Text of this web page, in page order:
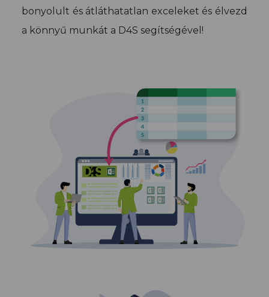
bonyolult és átláthatatlan exceleket és élvezd
a könnyű munkát a D4S segítségével!